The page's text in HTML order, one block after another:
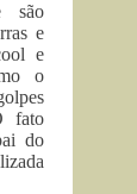
são
e
e
o
fato
do